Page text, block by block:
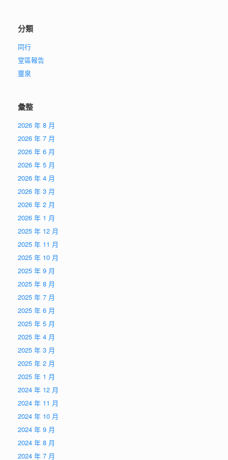
分類
同行
堂區報告
靈泉
彙整
2026 年 8 月
2026 年 7 月
2026 年 6 月
2026 年 5 月
2026 年 4 月
2026 年 3 月
2026 年 2 月
2026 年 1 月
2025 年 12 月
2025 年 11 月
2025 年 10 月
2025 年 9 月
2025 年 8 月
2025 年 7 月
2025 年 6 月
2025 年 5 月
2025 年 4 月
2025 年 3 月
2025 年 2 月
2025 年 1 月
2024 年 12 月
2024 年 11 月
2024 年 10 月
2024 年 9 月
2024 年 8 月
2024 年 7 月